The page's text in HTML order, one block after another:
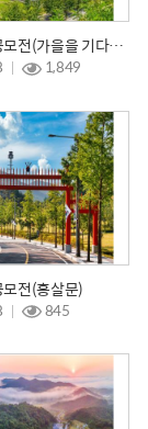
제1회 사진공모전(가을을 기다리며)
1,849
전(홍살문)
845